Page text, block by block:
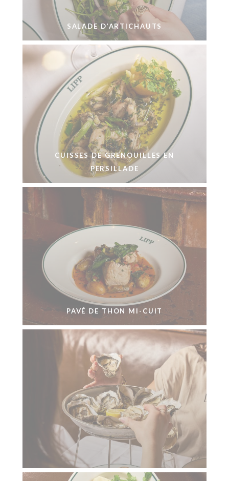
SALADE D’ARTICHAUTS
CUISSES DE GRENOUILLES EN
PERSILLADE
PAVÉ DE THON MI-CUIT